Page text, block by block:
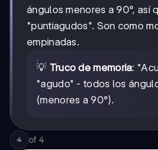
ángulos menores a 90°, así
"puntiagudos". Son como
empinadas.
💡 Truco de memoria:
"agudo" - todos los
(menores a 90°).
4 of 4